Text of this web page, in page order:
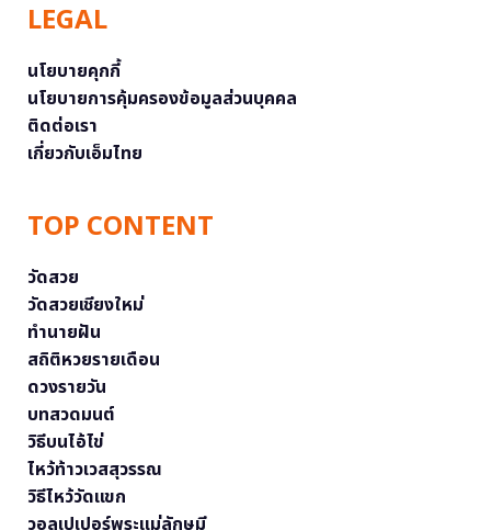
LEGAL
นโยบายคุกกี้
นโยบายการคุ้มครองข้อมูลส่วนบุคคล
ติดต่อเรา
เกี่ยวกับเอ็มไทย
TOP CONTENT
วัดสวย
วัดสวยเชียงใหม่
ทำนายฝัน
สถิติหวยรายเดือน
ดวงรายวัน
บทสวดมนต์
วิธีบนไอ้ไข่
ไหว้ท้าวเวสสุวรรณ
วิธีไหว้วัดแขก